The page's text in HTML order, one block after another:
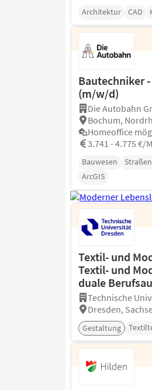
Architektur CAD
Bautechniker
(m/w/d)
Die Autobahn
Bochum,
Homeoffice
3.741 - 4.775 €/
Bauwesen
ArcGIS
Textil- und
Textil- und
duale
Technische
Dresden,
Gestaltung